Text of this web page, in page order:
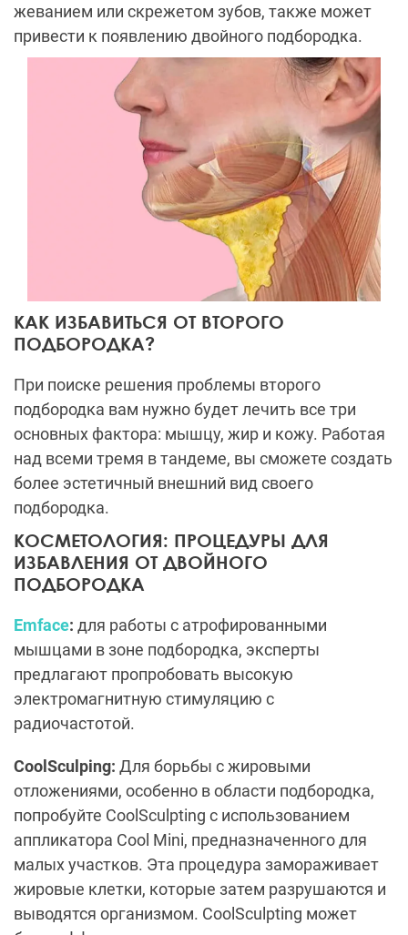
жеванием или скрежетом зубов, также может
привести к появлению двойного подбородка.
КАК ИЗБАВИТЬСЯ ОТ ВТОРОГО
ПОДБОРОДКА?
При поиске решения проблемы второго
подбородка вам нужно будет лечить все три
основных фактора: мышцу, жир и кожу. Работая
над всеми тремя в тандеме, вы сможете создать
более эстетичный внешний вид своего
подбородка.
КОСМЕТОЛОГИЯ: ПРОЦЕДУРЫ ДЛЯ
ИЗБАВЛЕНИЯ ОТ ДВОЙНОГО
ПОДБОРОДКА
Emface: для работы с атрофированными
мышцами в зоне подбородка, эксперты
предлагают пропробовать высокую
электромагнитную стимуляцию с
радиочастотой.
CoolSculping: Для борьбы с жировыми
отложениями, особенно в области подбородка,
попробуйте CoolSculpting с использованием
аппликатора Cool Mini, предназначенного для
малых участков. Эта процедура замораживает
жировые клетки, которые затем разрушаются и
выводятся организмом. CoolSculpting может